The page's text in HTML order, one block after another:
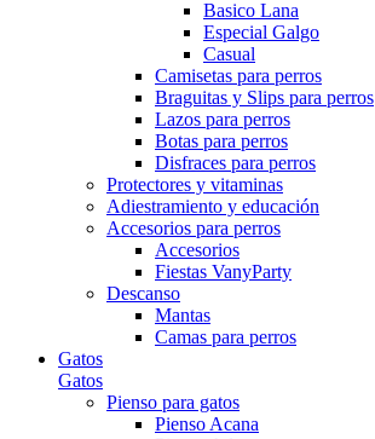
Basico Lana
Especial Galgo
Casual
Camisetas para perros
Braguitas y Slips para perros
Lazos para perros
Botas para perros
Disfraces para perros
Protectores y vitaminas
Adiestramiento y educación
Accesorios para perros
Accesorios
Fiestas VanyParty
Descanso
Mantas
Camas para perros
Gatos
Gatos
Pienso para gatos
Pienso Acana